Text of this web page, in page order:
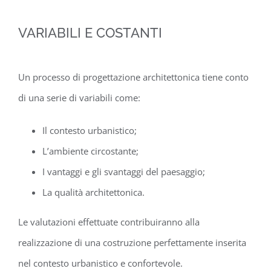
VARIABILI E COSTANTI
Un processo di progettazione architettonica tiene conto
di una serie di variabili come:
Il contesto urbanistico;
L’ambiente circostante;
I vantaggi e gli svantaggi del paesaggio;
La qualità architettonica.
Le valutazioni effettuate contribuiranno alla
realizzazione di una costruzione perfettamente inserita
nel contesto urbanistico e confortevole.